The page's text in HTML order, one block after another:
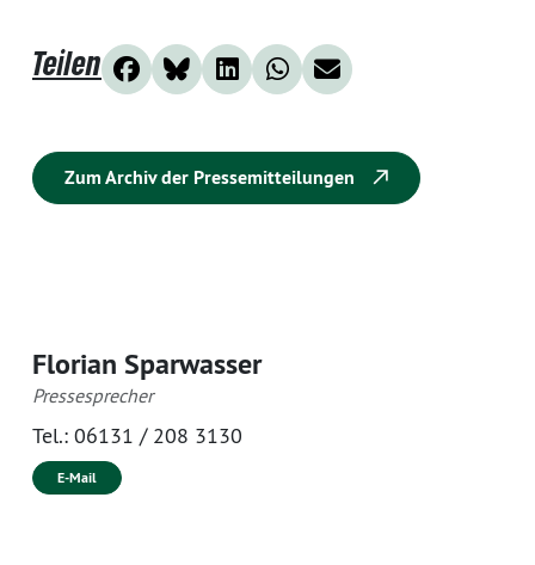
Teilen
Zum Archiv der Pressemitteilungen
Florian Sparwasser
Pressesprecher
Tel.: 06131 / 208 3130
E-Mail